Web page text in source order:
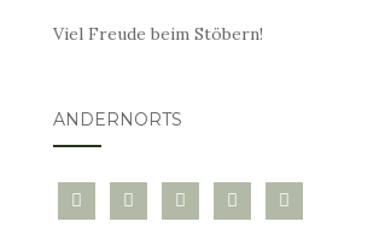
Viel Freude beim Stöbern!
ANDERNORTS
bloglovininstagramtwitter pinterest
mail